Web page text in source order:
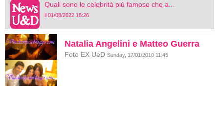
Quali sono le celebrità più famose che a...
il 01/08/2022 18:26
Natalia Angelini e Matteo Guerra
Foto EX UeD Sunday, 17/01/2010 11:45